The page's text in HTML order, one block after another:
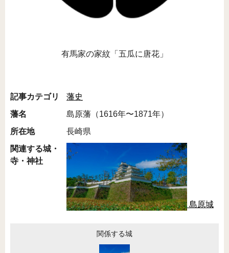
有馬家の家紋「五瓜に唐花」
記事カテゴリ
藩史
藩名
島原藩（1616年〜1871年）
所在地
長崎県
関連する城・
寺・神社
島原城
関係する城